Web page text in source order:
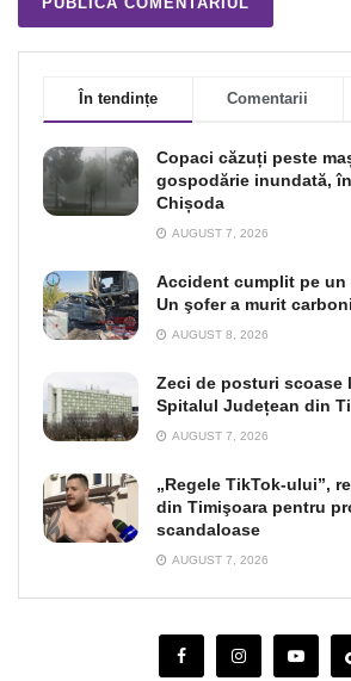
În tendințe Comentarii
Copaci căzuți peste
gospodărie inundată,
Chișoda
AUGUST 7, 2026
Accident cumplit pe un
Un şofer a murit
AUGUST 8, 2026
Zeci de posturi scoase
Spitalul Județean din
AUGUST 7, 2026
„Regele TikTok-ului”,
din Timişoara pentru
scandaloase
AUGUST 7, 2026